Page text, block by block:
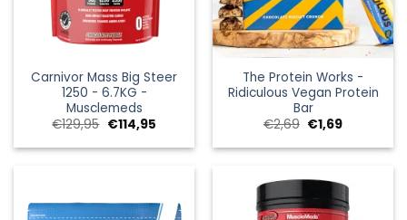
Carnivor Mass Big Steer
1250 - 6.7KG -
Musclemeds
€129,95 Oorspronkelijke
was:
€114,95Huidige
is:
The Protein Works -
Ridiculous Vegan Protein
Bar
€2,69 Oorspronkelijke
prijs
was:
€1,69Huidige
is: